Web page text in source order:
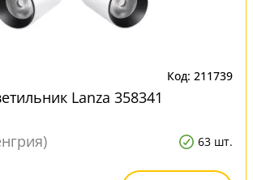
Код: 211739
Lanza 358341
63 шт.